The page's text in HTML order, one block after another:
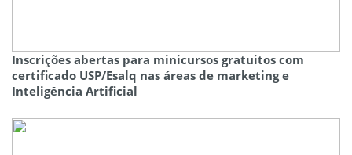
Inscrições abertas para minicursos gratuitos com
certificado USP/Esalq nas áreas de marketing e
Inteligência Artificial